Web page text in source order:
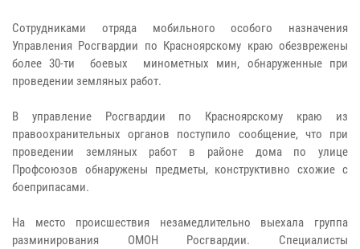
Сотрудниками отряда мобильного особого назначения
Управления Росгвардии по Красноярскому краю обезврежены
более 30-ти боевых минометных мин, обнаруженные при
проведении земляных работ.
В управление Росгвардии по Красноярскому краю из
правоохранительных органов поступило сообщение, что при
проведении земляных работ в районе дома по улице
Профсоюзов обнаружены предметы, конструктивно схожие с
боеприпасами.
На место происшествия незамедлительно выехала группа
разминирования ОМОН Росгвардии. Специалисты